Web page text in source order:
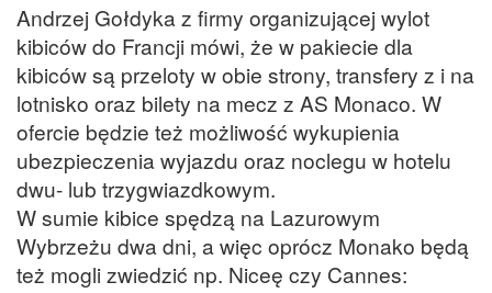
Andrzej Gołdyka z firmy organizującej wylot
kibiców do Francji mówi, że w pakiecie dla
kibiców są przeloty w obie strony, transfery z i na
lotnisko oraz bilety na mecz z AS Monaco. W
ofercie będzie też możliwość wykupienia
ubezpieczenia wyjazdu oraz noclegu w hotelu
dwu- lub trzygwiazdkowym.
W sumie kibice spędzą na Lazurowym
Wybrzeżu dwa dni, a więc oprócz Monako będą
też mogli zwiedzić np. Niceę czy Cannes: